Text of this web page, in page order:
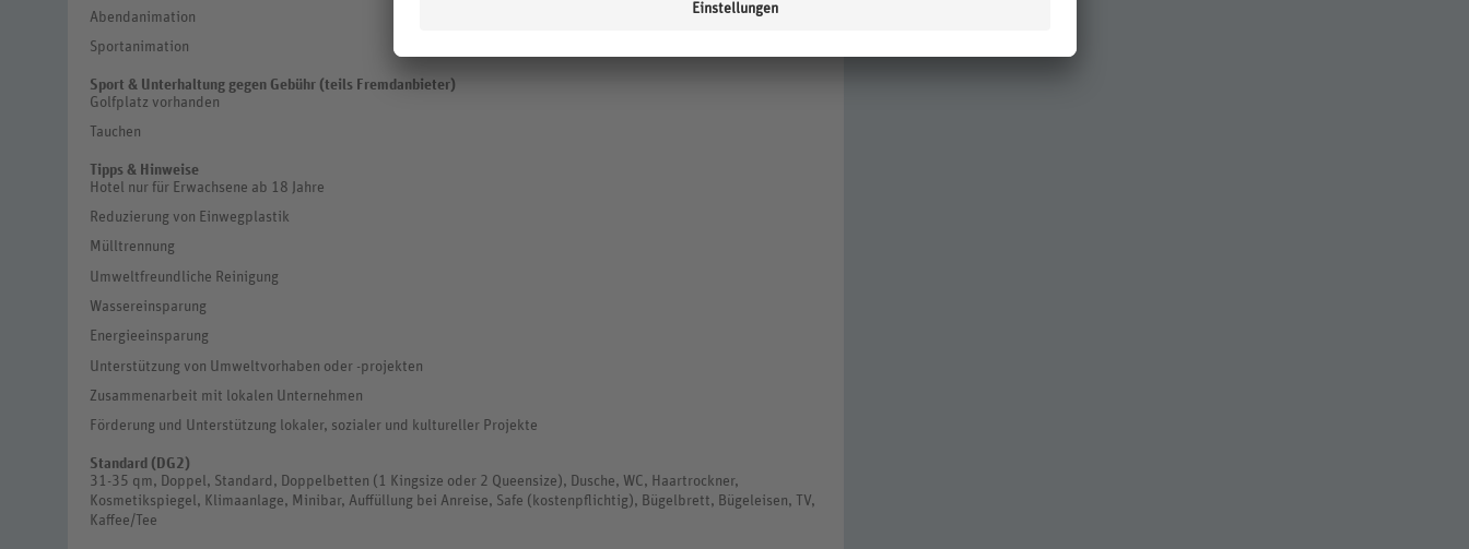
Abendanimation
Sportanimation
Sport & Unterhaltung gegen Gebühr (teils Fremdanbieter)
Golfplatz vorhanden
Tauchen
Tipps & Hinweise
Hotel nur für Erwachsene ab 18 Jahre
Reduzierung von Einwegplastik
Mülltrennung
Umweltfreundliche Reinigung
Wassereinsparung
Energieeinsparung
Unterstützung von Umweltvorhaben oder -projekten
Zusammenarbeit mit lokalen Unternehmen
Förderung und Unterstützung lokaler, sozialer und kultureller Projekte
Standard (DG2)
31-35 qm, Doppel, Standard, Doppelbetten (1 Kingsize oder 2 Queensize), Dusche, WC, Haartrockner,
Kosmetikspiegel, Klimaanlage, Minibar, Auffüllung bei Anreise, Safe (kostenpflichtig), Bügelbrett, Bügeleisen, TV,
Kaffee/Tee